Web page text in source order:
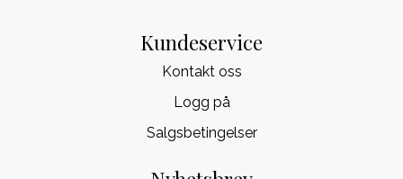
Kundeservice
Kontakt oss
Logg på
Salgsbetingelser